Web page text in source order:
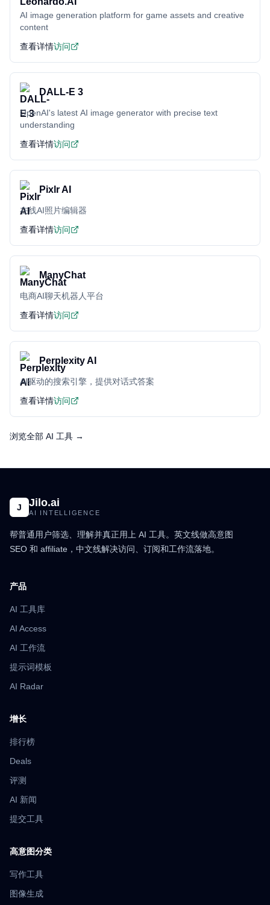
AI image generation platform for game assets and creative
content
查看详情访问
DALL-E 3
OpenAI's latest AI image generator with precise text
understanding
查看详情访问
Pixlr AI
在线AI照片编辑器
查看详情访问
ManyChat
电商AI聊天机器人平台
查看详情访问
Perplexity AI
AI驱动的搜索引擎，提供对话式答案
查看详情访问
浏览全部 AI 工具 →
J Jilo.ai
AI INTELLIGENCE
帮普通用户筛选、理解并真正用上 AI 工具。英文线做高意图
SEO 和 affiliate，中文线解决访问、订阅和工作流落地。
产品
AI 工具库
AI Access
AI 工作流
提示词模板
AI Radar
增长
排行榜
Deals
评测
AI 新闻
提交工具
高意图分类
写作工具
图像生成